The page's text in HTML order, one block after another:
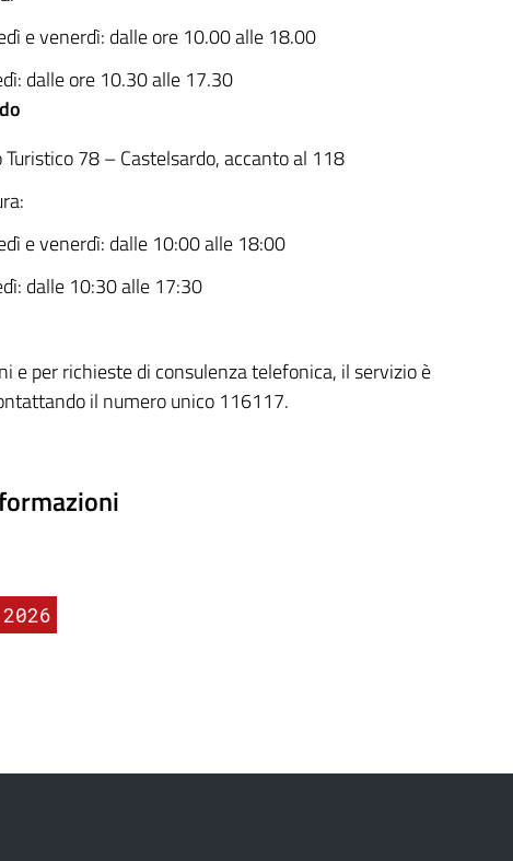
e venerdì: dalle ore 10.00 alle 18.00
dalle ore 10.30 alle 17.30
Turistico 78 – Castelsardo, accanto al 118
e venerdì: dalle 10:00 alle 18:00
dalle 10:30 alle 17:30
e per richieste di consulenza telefonica, il servizio è
il numero unico 116117.